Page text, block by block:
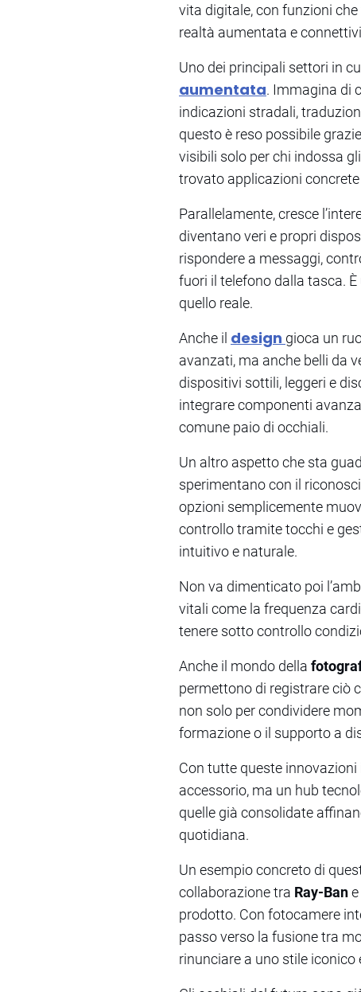
vita digitale, con funzioni
realtà aumentata e
Uno dei principali settori in
aumentata. Immagina di
indicazioni stradali,
questo è reso possibile
visibili solo per chi indossa
trovato applicazioni
Parallelamente, cresce
diventano veri e propri
rispondere a messaggi,
fuori il telefono dalla tasca.
quello reale.
Anche il design gioca un
avanzati, ma anche belli da
dispositivi sottili, leggeri e
integrare componenti
comune paio di occhiali.
Un altro aspetto che sta
sperimentano con il
opzioni semplicemente
controllo tramite tocchi e
intuitivo e naturale.
Non va dimenticato poi
vitali come la frequenza
tenere sotto controllo
Anche il mondo della
permettono di registrare ciò
non solo per condividere
formazione o il supporto a
Con tutte queste
accessorio, ma un hub
quelle già consolidate
quotidiana.
Un esempio concreto di
collaborazione tra Ray-Ban
prodotto. Con fotocamere
passo verso la fusione tra
rinunciare a uno stile